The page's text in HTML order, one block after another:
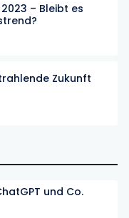
– Bleibt es
Zukunft
und Co.